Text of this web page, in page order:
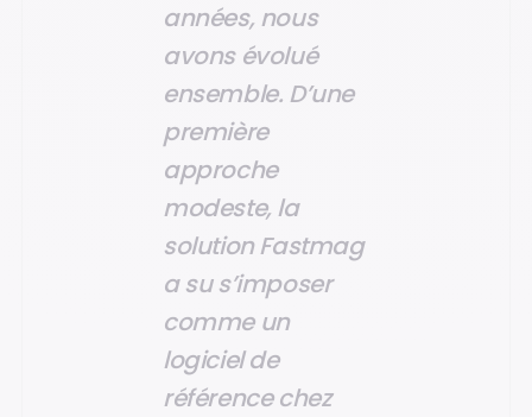
années, nous
avons évolué
ensemble. D’une
première
approche
modeste, la
solution Fastmag
a su s’imposer
comme un
logiciel de
référence chez